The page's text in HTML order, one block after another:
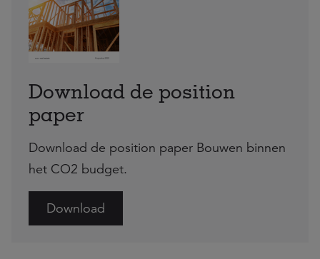
Download de position
paper
Download de position paper Bouwen binnen
het CO2 budget.
Download